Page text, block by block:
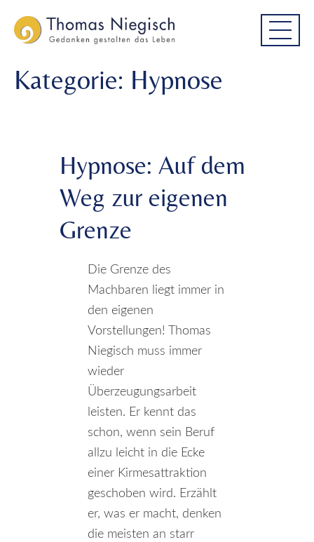
to
menu
to
content
Kategorie: Hypnose
Hypnose: Auf dem
Weg zur eigenen
Grenze
Die Grenze des
Machbaren liegt immer in
den eigenen
Vorstellungen! Thomas
Niegisch muss immer
wieder
Überzeugungsarbeit
leisten. Er kennt das
schon, wenn sein Beruf
allzu leicht in die Ecke
einer Kirmesattraktion
geschoben wird. Erzählt
er, was er macht, denken
die meisten an starr